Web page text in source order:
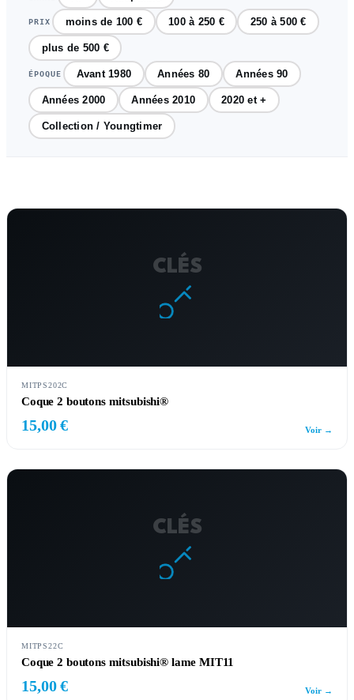
PRIX moins de 100 € 100 à 250 € 250 à 500 €
plus de 500 €
ÉPOQUE Avant 1980 Années 80 Années 90
Années 2000 Années 2010 2020 et +
Collection / Youngtimer
CLÉS
MITPS202C
Coque 2 boutons mitsubishi®
15,00 € Voir →
CLÉS
MITPS22C
Coque 2 boutons mitsubishi® lame MIT11
15,00 € Voir →